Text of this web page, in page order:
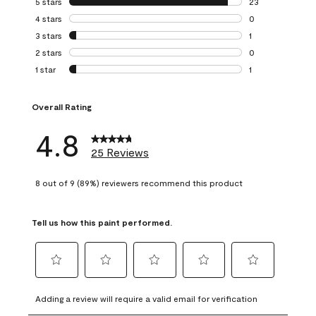
23 reviews with
4 stars stars
0
0 reviews with 4
3 stars stars
1
1 review with 3
2 stars stars
0
0 reviews with 2
1 star stars
1
Overall Rating
4.8 25 Reviews
8 out of 9 (89%) reviewers recommend this product
Tell us how this paint performed.
to
rate
to
rate
to
rate
to
rate
to
rate
Adding a review will require a valid email for verification